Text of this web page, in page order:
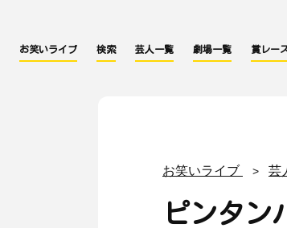
お笑いライブ 検索 芸人一覧 劇場一覧 賞レー
お笑いライブ 芸
ピンタン